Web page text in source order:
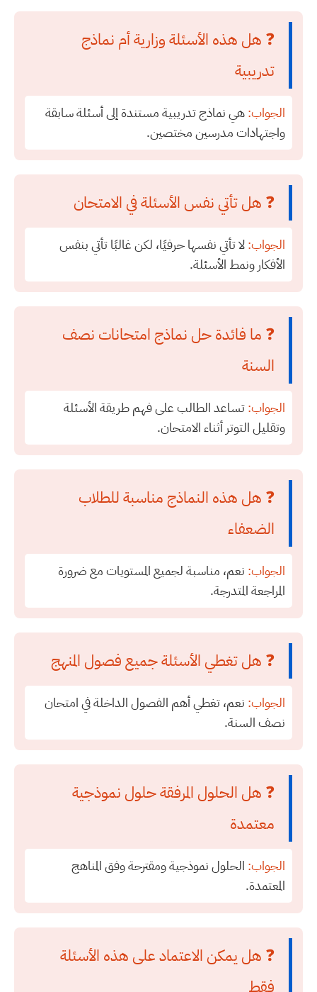
❓ هل هذه الأسئلة وزارية أم نماذج
تدريبية
الجواب:هي نماذج تدريبية مستندة إلى أسئلة سابقة
واجتهادات مدرسين مختصين.
❓ هل تأتي نفس الأسئلة في الامتحان
الجواب:لا تأتي نفسها حرفيًا، لكن غالبًا تأتي بنفس
الأفكار ونمط الأسئلة.
❓ ما فائدة حل نماذج امتحانات نصف
السنة
الجواب:تساعد الطالب على فهم طريقة الأسئلة
وتقليل التوتر أثناء الامتحان.
❓ هل هذه النماذج مناسبة للطلاب
الضعفاء
الجواب: نعم، مناسبة لجميع المستويات مع ضرورة
المراجعة المتدرجة.
❓ هل تغطي الأسئلة جميع فصول المنهج
الجواب: نعم، تغطي أهم الفصول الداخلة في امتحان
نصف السنة.
❓ هل الحلول المرفقة حلول نموذجية
معتمدة
الجواب: الحلول نموذجية ومقترحة وفق المناهج
المعتمدة.
❓ هل يمكن الاعتماد على هذه الأسئلة
فقط